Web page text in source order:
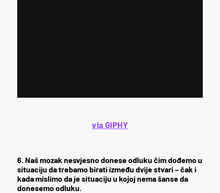
via GIPHY
6. Naš mozak nesvjesno donese odluku čim dođemo u
situaciju da trebamo birati između dvije stvari – čak i
kada mislimo da je situaciju u kojoj nema šanse da
donesemo odluku.